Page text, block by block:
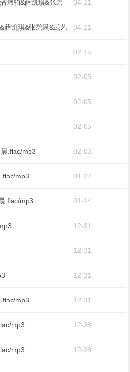
玮柏&薛凯琪&张碧
04-11
薛凯琪&张碧晨&武艺
04-11
02-15
02-05
02-05
02-05
.flac/mp3 02-03
mp3 01-27
.flac/mp3 01-14
12-31
12-31
12-31
mp3 12-31
mp3 12-28
mp3 12-28